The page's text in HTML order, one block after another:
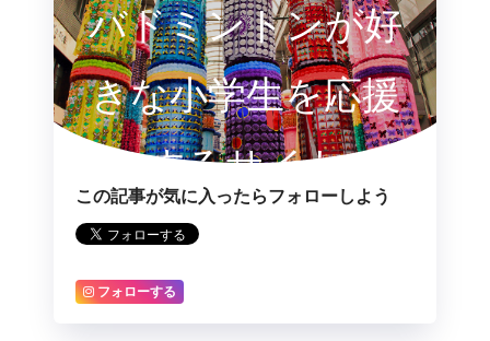
バドミントンが好
きな小学生を応援
するサイト
この記事が気に入ったらフォローしよう
フォローする